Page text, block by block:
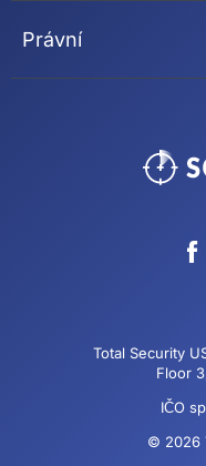
Total Security
Floor
IČO
© 2026
Právní